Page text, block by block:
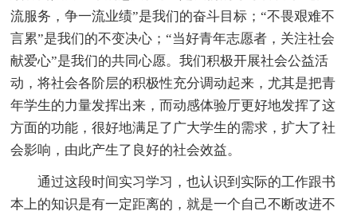
流服务，争一流业绩”是我们的奋斗目标；“不畏艰难不
言累”是我们的不变决心；“当好青年志愿者，关注社会
献爱心”是我们的共同心愿。我们积极开展社会公益活
动，将社会各阶层的积极性充分调动起来，尤其是把青
年学生的力量发挥出来，而动感体验厅更好地发挥了这
方面的功能，很好地满足了广大学生的需求，扩大了社
会影响，由此产生了良好的社会效益。
通过这段时间实习学习，也认识到实际的工作跟书
本上的知识是有一定距离的，就是一个自己不断改进不